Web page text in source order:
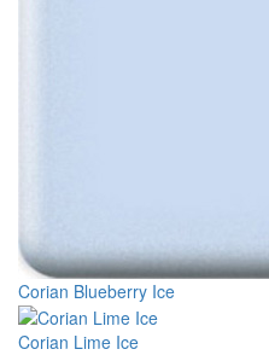
Corian Blueberry Ice
Corian Lime Ice